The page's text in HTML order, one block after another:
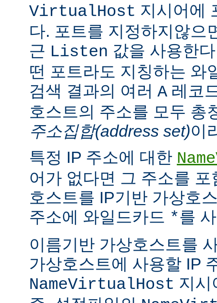
VirtualHost 지시어에
다. 포트를 지정하지않으
근 Listen 값을 사용한
떤 포트라도 지칭하는 와
검색 결과의 여러 A 레코
호스트의 주소를 모두 총
주소집합(address set)이
특정 IP 주소에 대한
어가 없다면 그 주소를
호스트를 IP기반 가상호
주소에 와일드카드 *를
이름기반 가상호스트를
가상호스트에 사용할 IP
NameVirtualHost 지